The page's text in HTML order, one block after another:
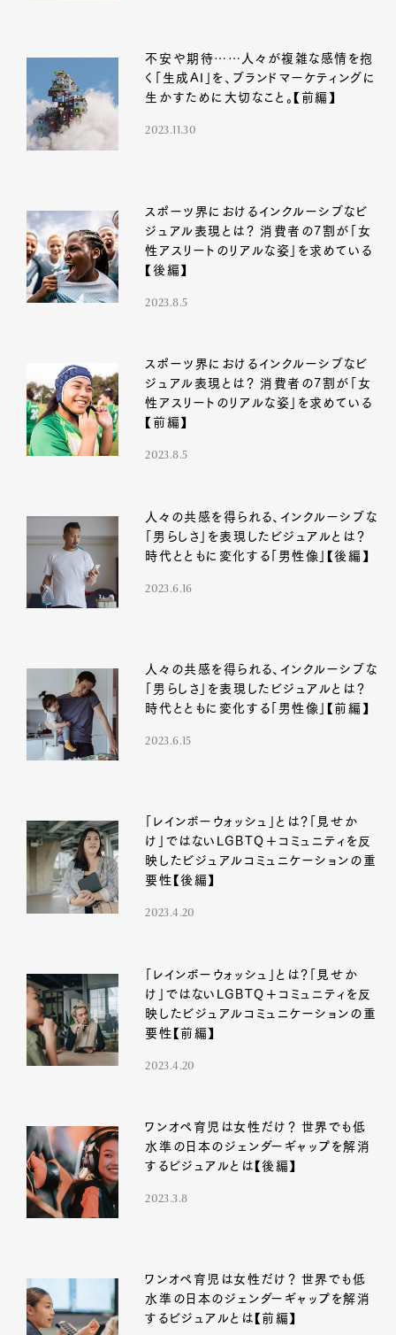
不安や期待……人々が複雑な感情を抱
く「生成AI」を、ブランドマーケティングに
生かすために大切なこと。【前編】
2023.11.30
スポーツ界におけるインクルーシブなビ
ジュアル表現とは？ 消費者の7割が「女
性アスリートのリアルな姿」を求めている
【後編】
2023.8.5
スポーツ界におけるインクルーシブなビ
ジュアル表現とは？ 消費者の7割が「女
性アスリートのリアルな姿」を求めている
【前編】
2023.8.5
人々の共感を得られる、インクルーシブな
「男らしさ」を表現したビジュアルとは？
時代とともに変化する「男性像」【後編】
2023.6.16
人々の共感を得られる、インクルーシブな
「男らしさ」を表現したビジュアルとは？
時代とともに変化する「男性像」【前編】
2023.6.15
「レインボーウォッシュ」とは？「見せか
け」ではないLGBTQ＋コミュニティを反
映したビジュアルコミュニケーションの重
要性【後編】
2023.4.20
「レインボーウォッシュ」とは？「見せか
け」ではないLGBTQ＋コミュニティを反
映したビジュアルコミュニケーションの重
要性【前編】
2023.4.20
ワンオペ育児は女性だけ？ 世界でも低
水準の日本のジェンダーギャップを解消
するビジュアルとは【後編】
2023.3.8
ワンオペ育児は女性だけ？ 世界でも低
水準の日本のジェンダーギャップを解消
するビジュアルとは【前編】